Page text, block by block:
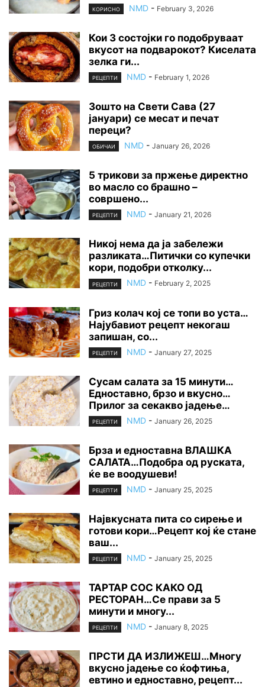
КОРИСНО NMD - February 3, 2026
Кои 3 состојки го подобруваат
вкусот на подварокот? Киселата
зелка ги...
РЕЦЕПТИ NMD - February 1, 2026
Зошто на Свети Сава (27
јануари) се месат и печат
переци?
ОБИЧАИ NMD - January 26, 2026
5 трикови за пржење директно
во масло со брашно –
совршено...
РЕЦЕПТИ NMD - January 21, 2026
Никој нема да ја забележи
разликата…Питички со купечки
кори, подобри отколку...
РЕЦЕПТИ NMD - February 2, 2025
Гриз колач кој се топи во уста…
Најубавиот рецепт некогаш
запишан, со...
РЕЦЕПТИ NMD - January 27, 2025
Сусам салата за 15 минути…
Едноставно, брзо и вкусно…
Прилог за секакво јадење…
РЕЦЕПТИ NMD - January 26, 2025
Брза и едноставна ВЛАШКА
САЛАТА…Подобра од руската,
ќе ве воодушеви!
РЕЦЕПТИ NMD - January 25, 2025
Највкусната пита со сирење и
готови кори…Рецепт кој ќе стане
ваш...
РЕЦЕПТИ NMD - January 25, 2025
ТАРТАР СОС КАКО ОД
РЕСТОРАН…Се прави за 5
минути и многу...
РЕЦЕПТИ NMD - January 8, 2025
ПРСТИ ДА ИЗЛИЖЕШ…Многу
вкусно јадење со ќофтиња,
евтино и едноставно, рецепт...